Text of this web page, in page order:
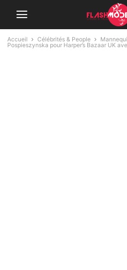
Accueil Célébrités & People
Pospieszynska pour Harper’s Bazaar UK